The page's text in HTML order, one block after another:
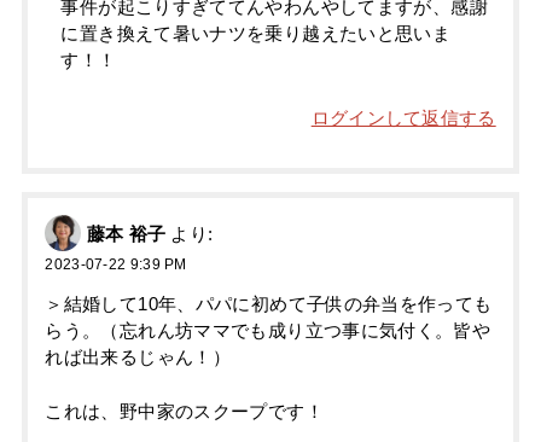
事件が起こりすぎててんやわんやしてますが、感謝
に置き換えて暑いナツを乗り越えたいと思いま
す！！
ログインして返信する
藤本 裕子 より:
2023-07-22 9:39 PM
＞結婚して10年、パパに初めて子供の弁当を作っても
らう。（忘れん坊ママでも成り立つ事に気付く。皆や
れば出来るじゃん！）
これは、野中家のスクープです！